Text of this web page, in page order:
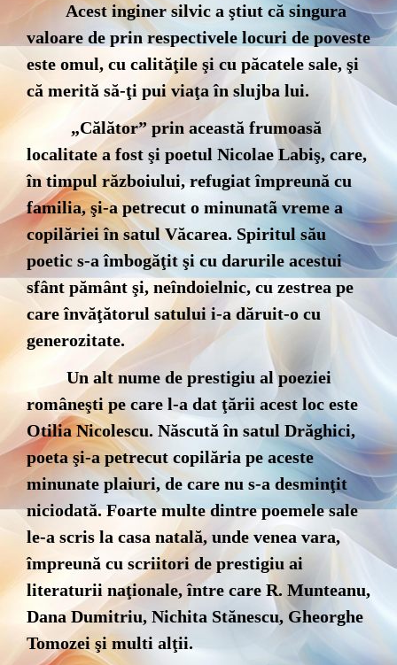
Acest inginer silvic a ştiut că singura
valoare de prin respectivele locuri de poveste
este omul, cu calităţile şi cu păcatele sale, şi
că merită să-ţi pui viaţa în slujba lui.
„Călător” prin această frumoasă
localitate a fost şi poetul Nicolae Labiş, care,
în timpul războiului, refugiat împreună cu
familia, şi-a petrecut o minunatã vreme a
copilăriei în satul Văcarea. Spiritul său
poetic s-a îmbogăţit şi cu darurile acestui
sfânt pământ şi, neîndoielnic, cu zestrea pe
care învăţătorul satului i-a dăruit-o cu
generozitate.
Un alt nume de prestigiu al poeziei
româneşti pe care l-a dat ţării acest loc este
Otilia Nicolescu. Născută în satul Drăghici,
poeta şi-a petrecut copilăria pe aceste
minunate plaiuri, de care nu s-a desminţit
niciodată. Foarte multe dintre poemele sale
le-a scris la casa natală, unde venea vara,
împreună cu scriitori de prestigiu ai
literaturii naţionale, între care R. Munteanu,
Dana Dumitriu, Nichita Stănescu, Gheorghe
Tomozei şi multi alţii.